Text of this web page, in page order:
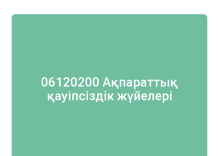
06120200 Ақпараттық
қауіпсіздік жүйелері